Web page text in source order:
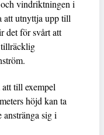
vindriktningen i
att utnyttja upp till
det för svårt att
till exempel
höjd kan ta
sig i